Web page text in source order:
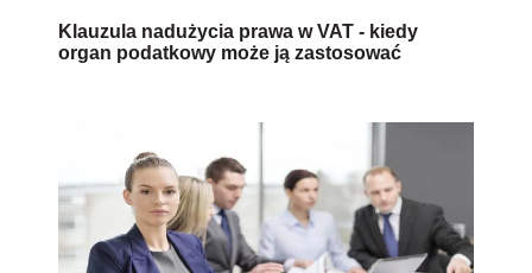
Klauzula nadużycia prawa w VAT - kiedy
organ podatkowy może ją zastosować